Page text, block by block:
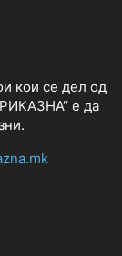
кои се дел од
е да